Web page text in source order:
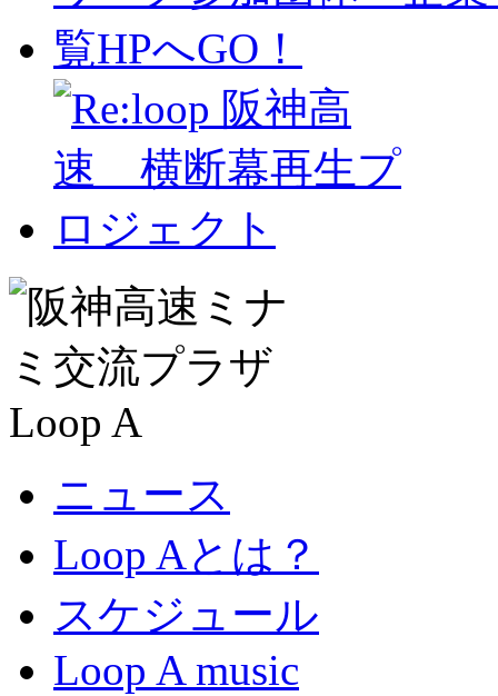
ニュース
Loop Aとは？
スケジュール
Loop A music